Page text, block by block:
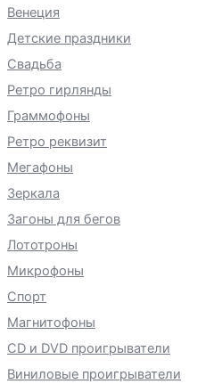
Венеция
Детские праздники
Свадьба
Ретро гирлянды
Граммофоны
Ретро реквизит
Мегафоны
Зеркала
Загоны для бегов
Лототроны
Микрофоны
Спорт
Магнитофоны
CD и DVD проигрыватели
Виниловые проигрыватели